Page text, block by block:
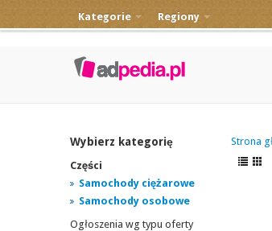
Kategorie Regiony
Wybierz kategorię
Części
Samochody ciężarowe
Samochody osobowe
Ogłoszenia wg typu oferty
Strona